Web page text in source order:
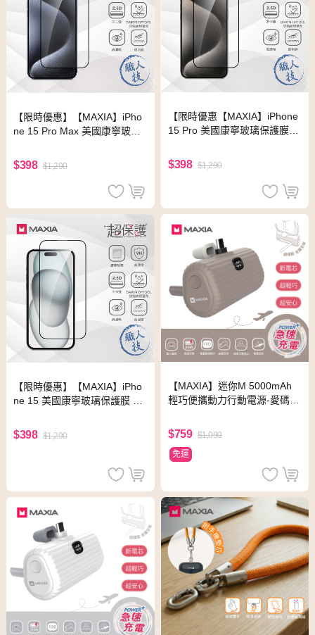
【限時優惠】【MAXIA】iPho
ne 15 Pro Max 美國康寧玻璃
Co 6.7)
$398 $1,290
【限時優惠【MAXIA】iPhone
15 Pro 美國康寧玻璃保護膜 6.
us/Pro/Pro Max)
$398 $1,290
【限時優惠】【MAXIA】iPho
ne 15 美國康寧玻璃保護膜 6.1
o/Pro Max)
$398 $1,290
【MAXIA】迷你M 5000mAh
輕巧便攜動力行動電源-愛碼金
$759 $1,090
免運